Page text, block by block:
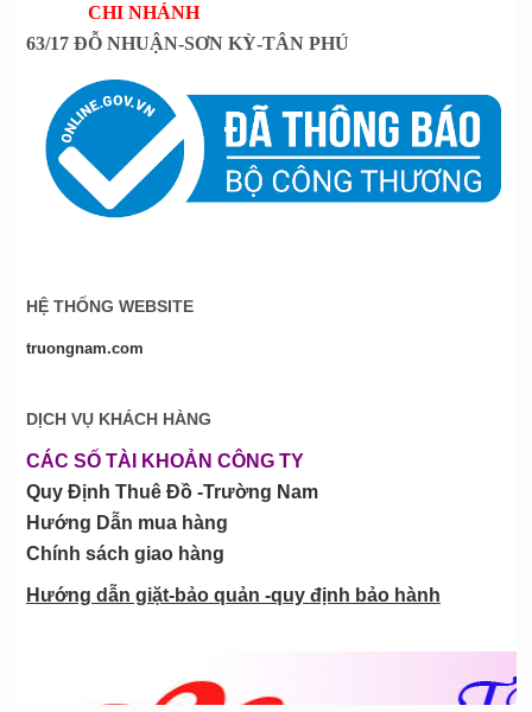
CHI NHÁNH
63/17 ĐỖ NHUẬN-SƠN KỲ-TÂN PHÚ
HỆ THỐNG WEBSITE
truongnam.com
DỊCH VỤ KHÁCH HÀNG
CÁC SỐ TÀI KHOẢN CÔNG TY
Quy Định Thuê Đồ -Trường Nam
Hướng Dẫn mua hàng
Chính sách giao hàng
Hướng dẫn giặt-bảo quản -quy định bảo hành